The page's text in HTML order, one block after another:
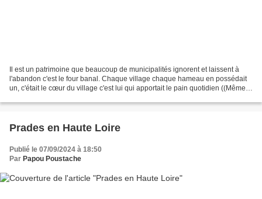
Il est un patrimoine que beaucoup de municipalités ignorent et laissent à
l'abandon c'est le four banal. Chaque village chaque hameau en possédait
un, c'était le cœur du village c'est lui qui apportait le pain quotidien ((Même si
Prades en Haute Loire
Publié le 07/09/2024 à 18:50
Par Papou Poustache